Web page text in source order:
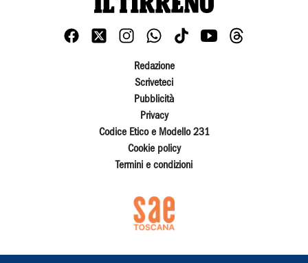
Redazione
Scriveteci
Pubblicità
Privacy
Codice Etico e Modello 231
Cookie policy
Termini e condizioni